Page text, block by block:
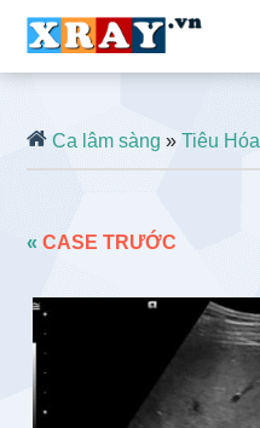
Ca lâm sàng »Tiêu Hóa
«CASE TRƯỚC